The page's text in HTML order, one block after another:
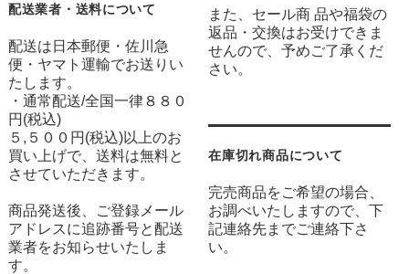
配送業者・送料について
配送は日本郵便・佐川急
便・ヤマト運輸でお送りい
たします。
・通常配送/全国一律８８０
円(税込)
５,５００円(税込)以上のお
買い上げで、送料は無料と
させていただきます。
商品発送後、ご登録メール
アドレスに追跡番号と配送
業者をお知らせいたしま
す。
また、セール商 品や福袋の
返品・交換はお受けできま
せんので、予めご了承くだ
さい。
在庫切れ商品について
完売商品をご希望の場合、
お調べいたしますので、下
記連絡先までご連絡下さ
い。